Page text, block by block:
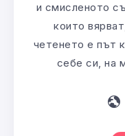
и смисленото
които
четенето е път
себе си, на